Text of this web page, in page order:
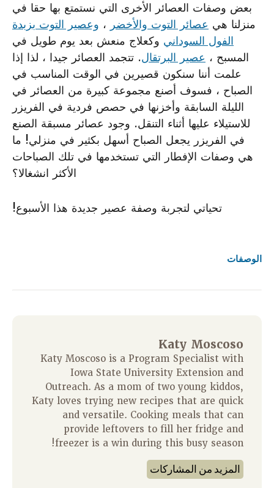
بعض وصفات العصائر الأخرى التي نستمتع بها حقا في
منزلنا هي عصائر التوت والأخضر ، وعصير التوت بزبدة
الفول السوداني وكعلاج منعش بعد يوم طويل في
المسبح ، عصير البرتقال. تتجمد العصائر جيدا ، لذا إذا
علمت أننا سنكون قصيرين في الوقت المناسب في
الصباح ، فسوف أصنع مجموعة كبيرة من العصائر في
الليلة السابقة وأخزنها في حصص فردية في الفريزر
للاستيلاء عليها أثناء التنقل. وجود عصائر مسبقة الصنع
في الفريزر يجعل الصباح أسهل بكثير في منزلي! ما
هي وصفات الإفطار التي تستخدمها في تلك الصباحات
الأكثر انشغالا؟
تحياتي لتجربة وصفة عصير جديدة هذا الأسبوع!
الوصفات
Katy Moscoso
Katy Moscoso is a Program Specialist with
Iowa State University Extension and
Outreach. As a mom of two young kiddos,
Katy loves trying new recipes that are quick
and versatile. Cooking meals that can
provide leftovers to fill her fridge and
freezer is a win during this busy season!
المزيد من المشاركات